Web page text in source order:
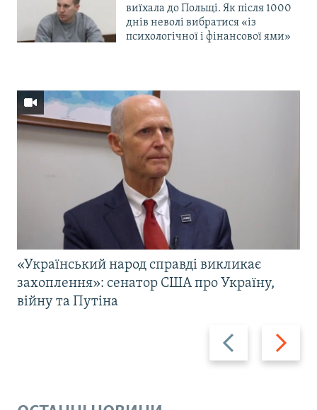
виїхала до Польщі. Як після 1000
днів неволі вибратися «із
психологічної і фінансової ями»
Назад Вперед
«Український народ справді викликає
захоплення»: сенатор США про Україну,
війну та Путіна